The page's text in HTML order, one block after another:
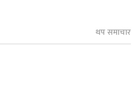
थप समाचार